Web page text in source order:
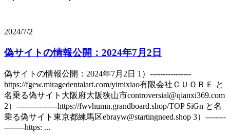
2024/7/2
偽サイトの情報公開：2024年7月2日
偽サイトの情報公開：2024年7月2日 1）----------------
https://fgew.miragedentalart.com/yimixiao有限会社ＣＵＯＲＥ と
名乗る偽サイト大阪府大阪狭山市controversial@qianxi369.com
2）----------------https://fwvhumn.grandboard.shop/TOP SiGn と名
乗る偽サイト東京都練馬区ebrayw@startingneed.shop 3）--------
--------https: ...